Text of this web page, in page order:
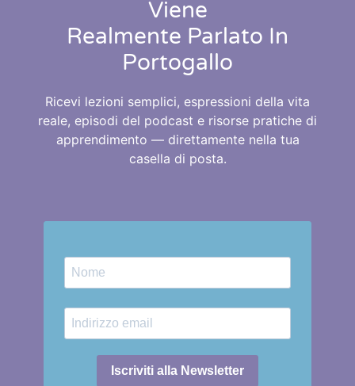
Viene
Realmente Parlato In
Portogallo
Ricevi lezioni semplici, espressioni della vita
reale, episodi del podcast e risorse pratiche di
apprendimento — direttamente nella tua
casella di posta.
Iscriviti alla Newsletter